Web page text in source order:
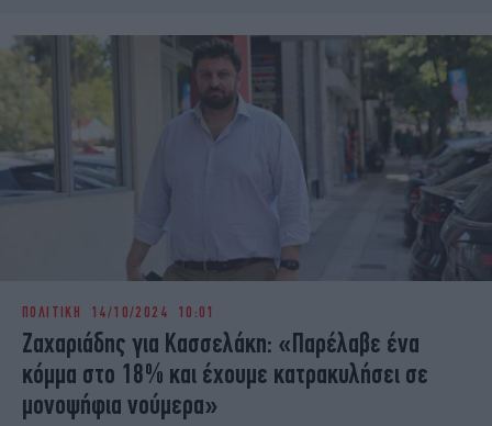
ΠΟΛΙΤΙΚΗ 14/10/2024 10:01
Ζαχαριάδης για Κασσελάκη: «Παρέλαβε ένα
κόμμα στο 18% και έχουμε κατρακυλήσει σε
μονοψήφια νούμερα»